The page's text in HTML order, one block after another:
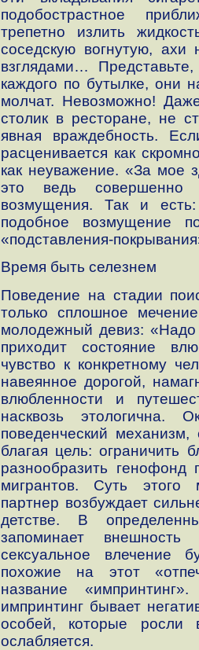
подобострастное
трепетно излить
соседскую вогнутую,
взглядами…
каждого по бутылке, они
молчат. Невозможно!
столик в ресторане, не
явная враждебность.
расценивается как
как неуважение. «За мое
это ведь совершенно
возмущения. Так и
подобное возмущение
«подставления-
Время быть селезнем
Поведение на стадии
только сплошное
молодежный девиз:
приходит состояние
чувство к конкретному
навеянное дорогой,
влюбленности и
насквозь этологична.
поведенческий
благая цель: ограничить
разнообразить генофонд
мигрантов. Суть этого
партнер возбуждает
детстве. В
запоминает
сексуальное влечение
похожие на этот
название
импринтинг бывает
особей, которые росли
ослабляется.